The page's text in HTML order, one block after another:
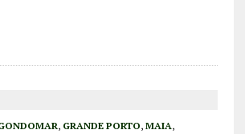
, GRANDE PORTO, MAIA,